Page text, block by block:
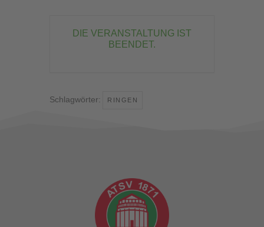
DIE VERANSTALTUNG IST
BEENDET.
Schlagwörter: RINGEN